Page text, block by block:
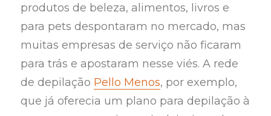
produtos de beleza, alimentos, livros e
para pets despontaram no mercado, mas
muitas empresas de serviço não ficaram
para trás e apostaram nesse viés. A rede
de depilação Pello Menos, por exemplo,
que já oferecia um plano para depilação à